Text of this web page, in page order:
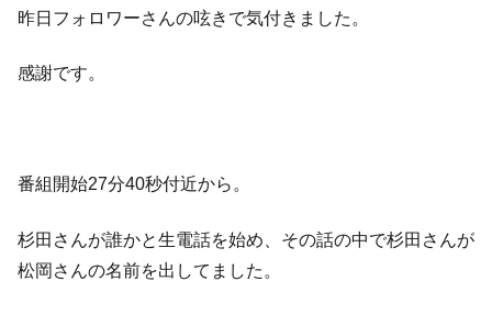
昨日フォロワーさんの呟きで気付きました。
感謝です。
番組開始27分40秒付近から。
杉田さんが誰かと生電話を始め、その話の中で杉田さんが
松岡さんの名前を出してました。